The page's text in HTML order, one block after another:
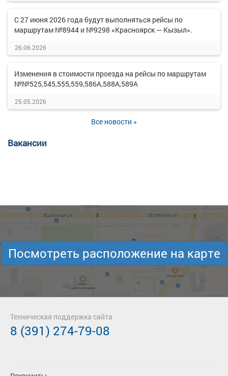
С 27 июня 2026 года будут выполняться рейсы по
маршрутам №8944 и №9298 «Красноярск — Кызыл».
26.06.2026
Изменения в стоимости проезда на рейсы по маршрутам
№№525,545,555,559,586А,588А,589А
25.05.2026
Все новости »
Вакансии
Посмотреть расположение на карте
Техническая поддержка сайта
8 (391) 274-79-08